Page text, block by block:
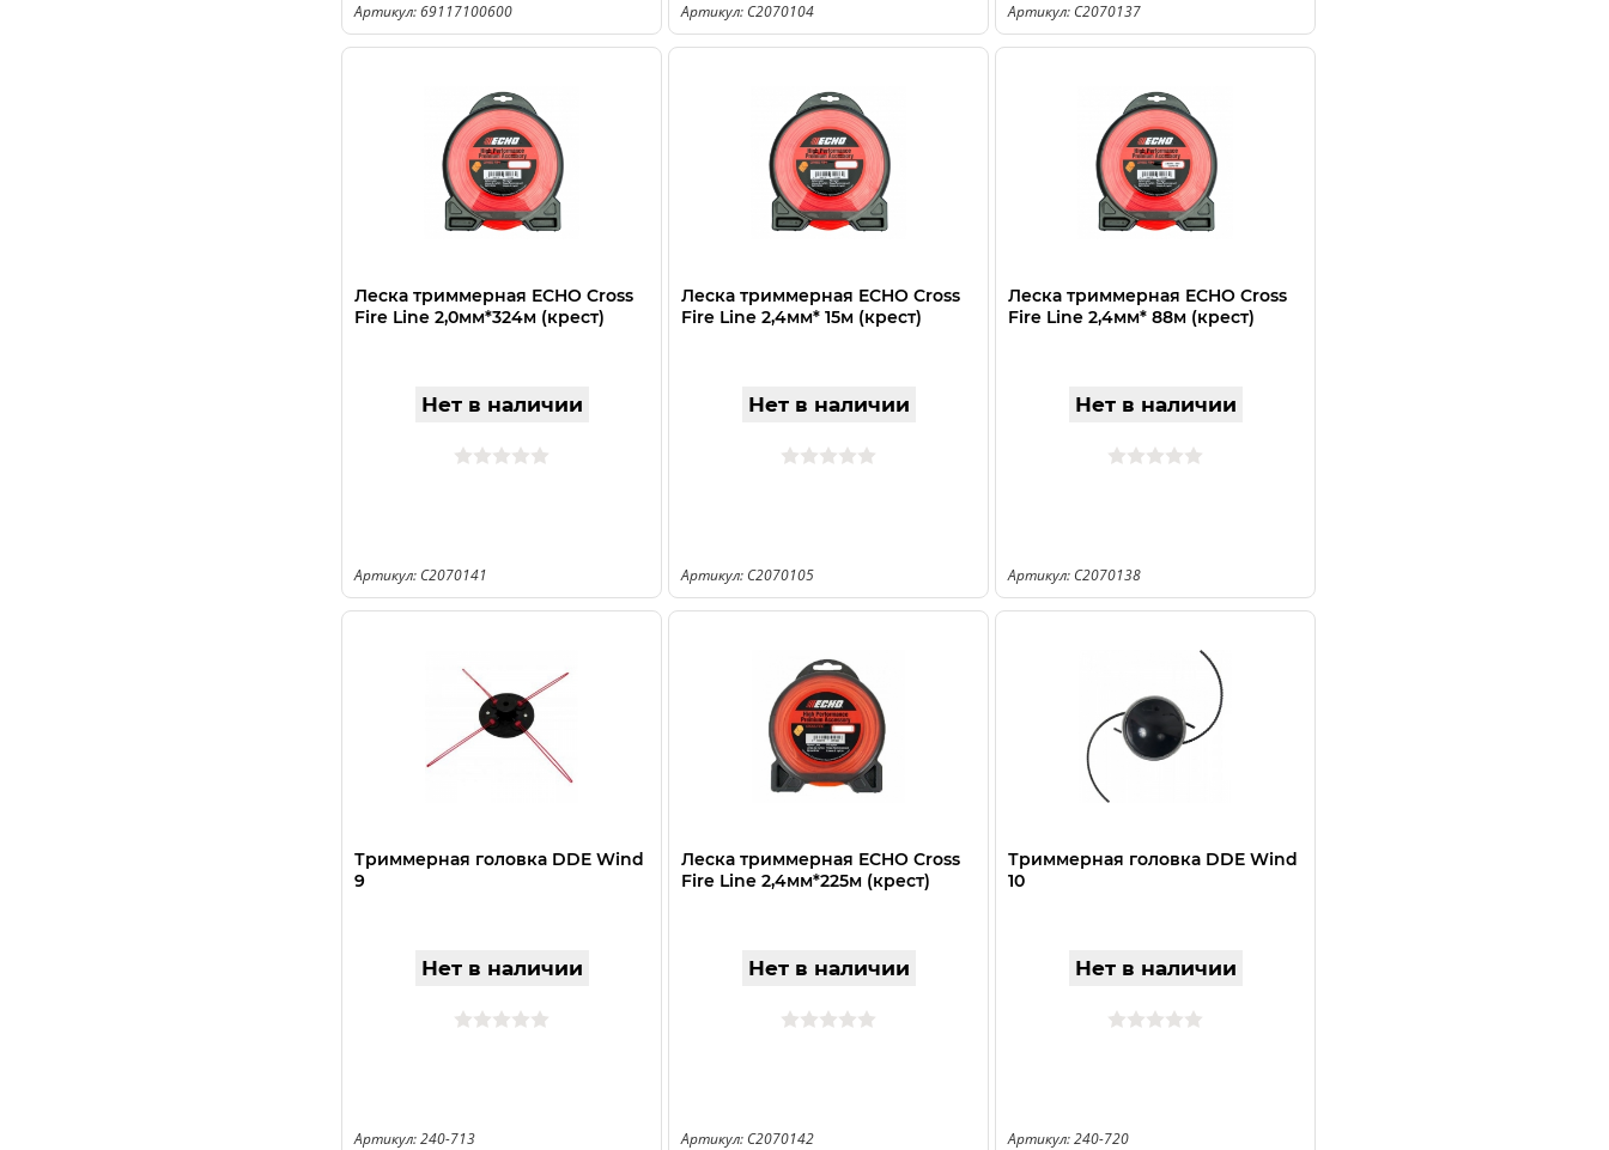
Артикул: 69117100600 Артикул: C2070104 Артикул: C2070137
Леска триммерная ECHO Cross
Fire Line 2,0мм*324м (крест)
Нет в наличии
Артикул: C2070141
Леска триммерная ECHO Cross
Fire Line 2,4мм* 15м (крест)
Нет в наличии
Артикул: C2070105
Леска триммерная ECHO Cross
Fire Line 2,4мм* 88м (крест)
Нет в наличии
Артикул: C2070138
Триммерная головка DDE Wind
9
Нет в наличии
Артикул: 240-713
Леска триммерная ECHO Cross
Fire Line 2,4мм*225м (крест)
Нет в наличии
Артикул: C2070142
Триммерная головка DDE Wind
10
Нет в наличии
Артикул: 240-720